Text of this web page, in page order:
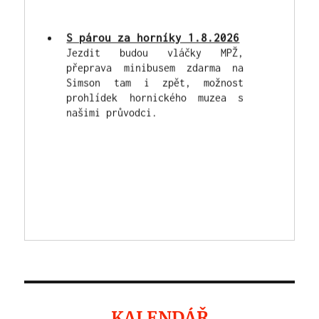
prohlídek hornického muzea s
našimi průvodci.